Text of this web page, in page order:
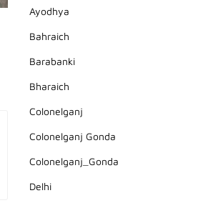
Ayodhya
Bahraich
Barabanki
Bharaich
Colonelganj
Colonelganj Gonda
Colonelganj_Gonda
Delhi